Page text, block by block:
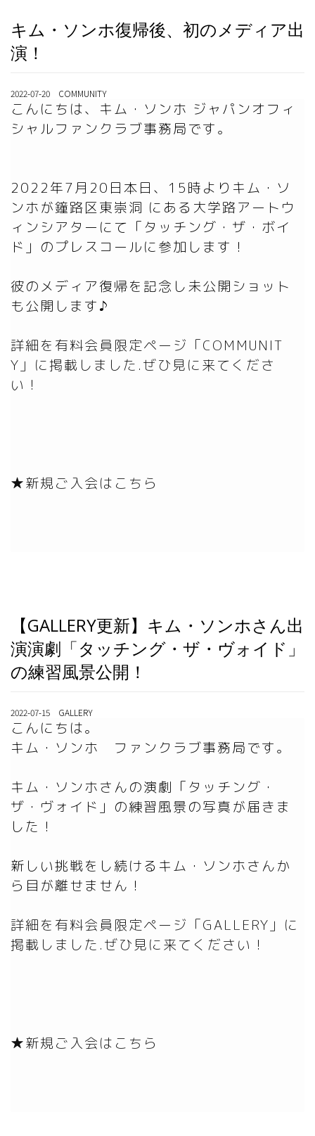
キム・ソンホ復帰後、初のメディア出
演！
2022-07-20 COMMUNITY
こんにちは、キム・ソンホ ジャパンオフィ
シャルファンクラブ事務局です。
2022年7月20日本日、15時よりキム・ソ
ンホが鐘路区東崇洞 にある大学路アートウ
ィンシアターにて「タッチング・ザ・ボイ
ド」のプレスコールに参加します！
彼のメディア復帰を記念し未公開ショット
詳細を有料会員限定ページ「COMMUNIT
Y」に掲載しました.ぜひ見に来てくださ
い！
★新規ご入会はこちら
【GALLERY更新】キム・ソンホさん出
演演劇「タッチング・ザ・ヴォイド」
の練習風景公開！
2022-07-15 GALLERY
こんにちは。
キム・ソンホ　ファンクラブ事務局です。
キム・ソンホさんの演劇「タッチング・
ザ・ヴォイド」の練習風景の写真が届きま
した！
新しい挑戦をし続けるキム・ソンホさんか
詳細を有料会員限定ページ「GALLERY」に
掲載しました.ぜひ見に来てください！
★新規ご入会はこちら